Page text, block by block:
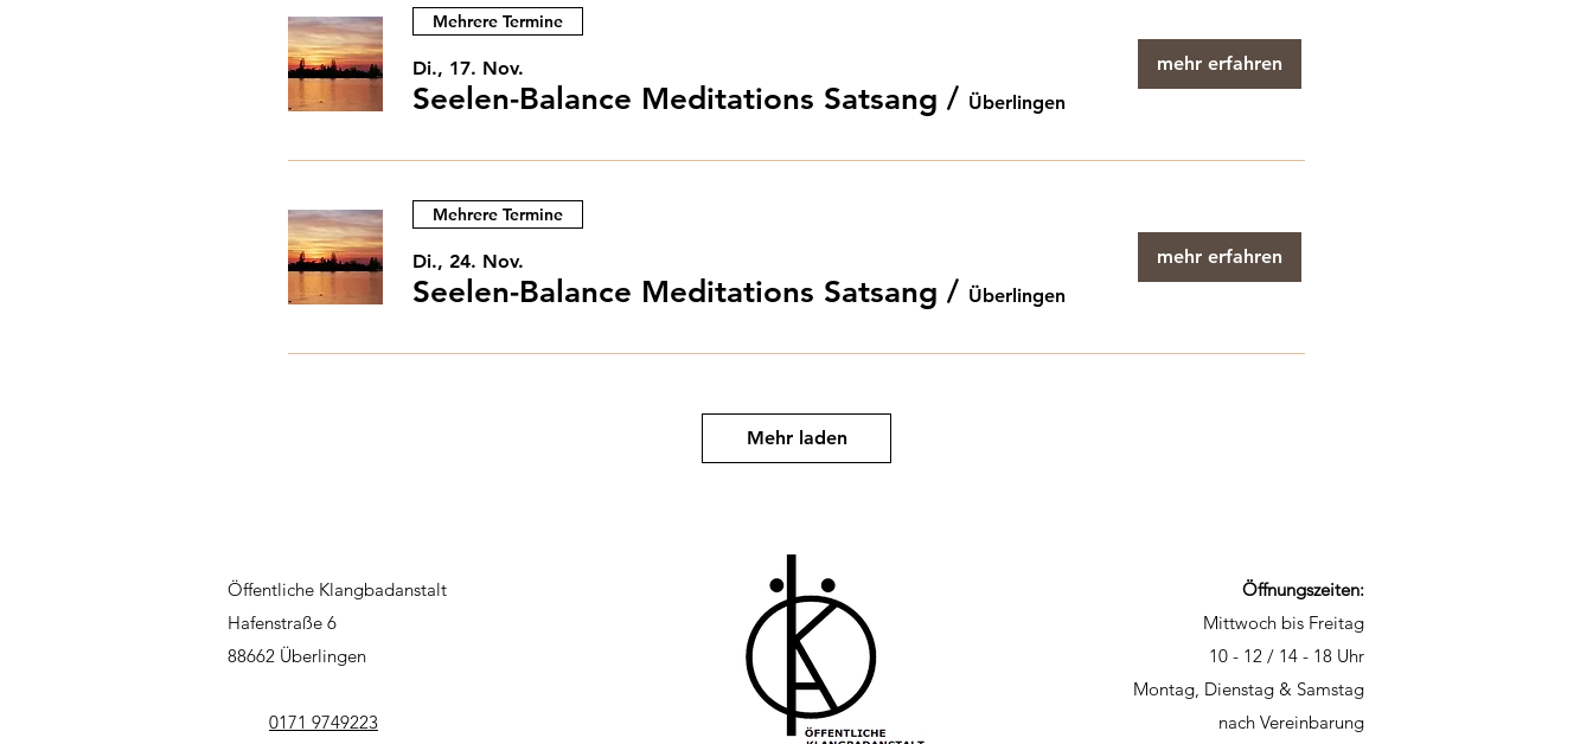
Mehrere Termine
Di., 17. Nov.
Seelen-Balance Meditations Satsang / Überlingen
mehr erfahren
Mehrere Termine
Di., 24. Nov.
Seelen-Balance Meditations Satsang / Überlingen
mehr erfahren
Mehr laden
Öffentliche Klangbadanstalt
Hafenstraße 6
88662 Überlingen
0171 9749223
Öffnungszeiten:
Mittwoch bis Freitag
10 - 12 / 14 - 18 Uhr
Montag, Dienstag & Samstag
nach Vereinbarung